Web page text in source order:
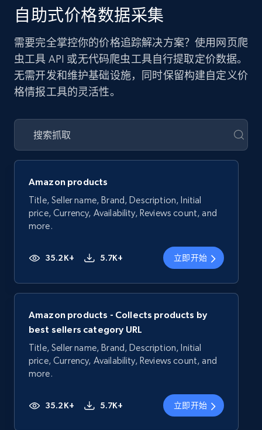
自助式价格数据采集
需要完全掌控你的价格追踪解决方案？使用网页爬
虫工具 API 或无代码爬虫工具自行提取定价数据。
无需开发和维护基础设施，同时保留构建自定义价
格情报工具的灵活性。
Amazon products
Title, Seller name, Brand, Description, Initial
price, Currency, Availability, Reviews count, and
more.
35.2K+ 5.7K+ 立即开始
Amazon products - Collects products by
best sellers category URL
Title, Seller name, Brand, Description, Initial
price, Currency, Availability, Reviews count, and
more.
35.2K+ 5.7K+ 立即开始